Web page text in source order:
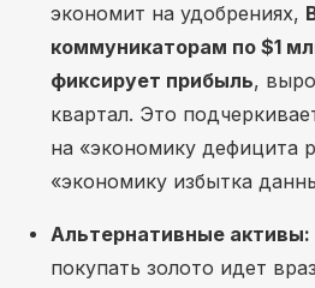
экономит на удобрениях,
коммуникаторам по $1
фиксирует прибыль,
квартал. Это
на «экономику дефицита
«экономику избытка
Альтернативные активы:
покупать золото идет